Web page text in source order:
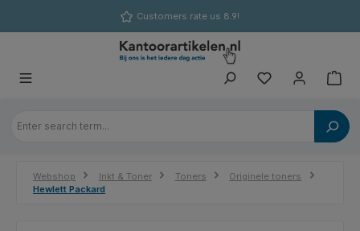
Customers rate us 8.9!
Webshop Inkt & Toner Toners
Originele toners
Hewlett Packard